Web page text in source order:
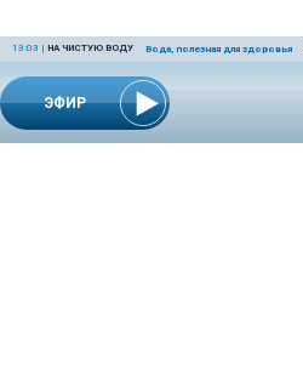
ЭФИР
13:03 | НА ЧИСТУЮ ВОДУ Вода, полезная для здоровья